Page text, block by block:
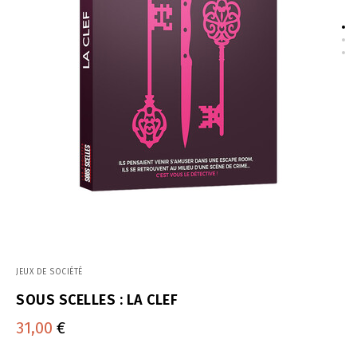
JEUX DE SOCIÉTÉ
SOUS SCELLES : LA CLEF
31,00 €